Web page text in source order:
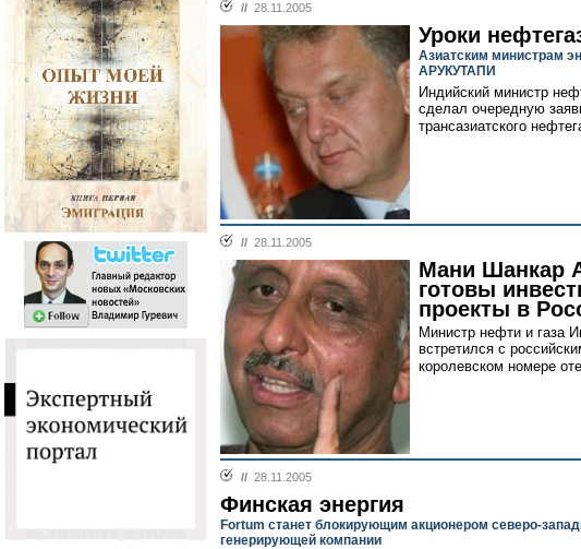
// 28.11.2005
Уроки
Азиатским министрам
АРУКУТАПИ
Индийский министр
сделал очередную
трансазиатского
// 28.11.2005
Мани Шанкар
готовы
проекты в
Министр нефти и газа
встретился с
королевском номере
// 28.11.2005
Финская энергия
Fortum станет блокирующим акционером северо-
генерирующей компании